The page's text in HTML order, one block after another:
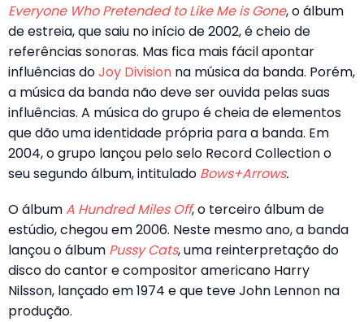
Everyone Who Pretended to Like Me is Gone, o álbum
de estreia, que saiu no início de 2002, é cheio de
referências sonoras. Mas fica mais fácil apontar
influências doJoy Division na música da banda. Porém,
a música da banda não deve ser ouvida pelas suas
influências. A música do grupo é cheia de elementos
que dão uma identidade própria para a banda. Em
2004, o grupo lançou pelo selo Record Collection o
seu segundo álbum, intitulado Bows+Arrows.
O álbumA Hundred Miles Off, o terceiro álbum de
estúdio, chegou em 2006. Neste mesmo ano, a banda
lançou o álbum Pussy Cats, uma reinterpretação do
disco do cantor e compositor americano Harry
Nilsson, lançado em 1974 e que teve John Lennon na
produção.